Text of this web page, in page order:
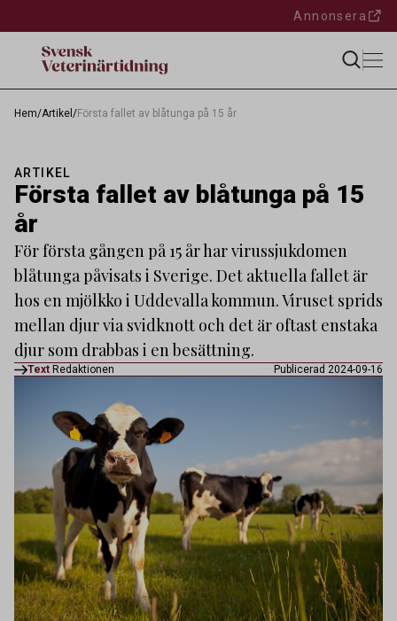
Annonsera
Hem/Artikel /Första fallet av blåtunga på 15 år
ARTIKEL
Första fallet av blåtunga på 15
år
För första gången på 15 år har virussjukdomen
blåtunga påvisats i Sverige. Det aktuella fallet är
hos en mjölkko i Uddevalla kommun. Viruset sprids
mellan djur via svidknott och det är oftast enstaka
djur som drabbas i en besättning.
Text Redaktionen Publicerad 2024-09-16